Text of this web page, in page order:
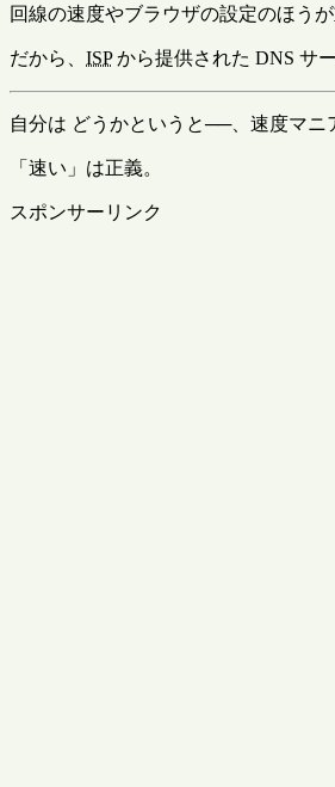
回線の速度やブラウザの設定のほう
だから、 ISPから提供された DNS サ
自分は どうかというと──、速度マニ
「速い」は正義。
スポンサーリンク